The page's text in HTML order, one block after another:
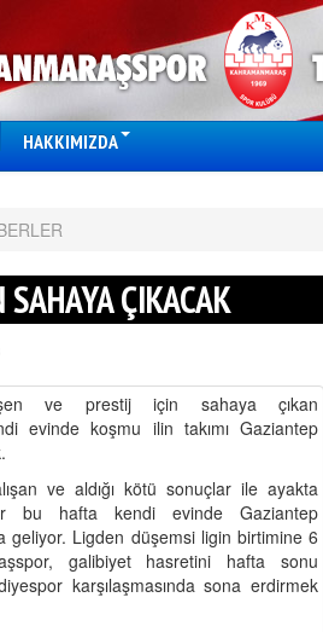
HAKKIMIZDA
ÇIKACAK
ve prestij için sahaya çıkan
evinde koşmu ilin takımı Gaziantep
ve aldığı kötü sonuçlar ile ayakta
bu hafta kendi evinde Gaziantep
geliyor. Ligden düşemsi ligin birtimine 6
galibiyet hasretini hafta sonu
karşılaşmasında sona erdirmek